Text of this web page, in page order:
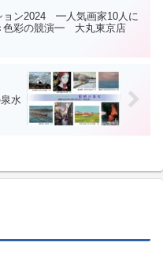
ョン2024 ━人気画家10人に
色彩の競演━ 大丸東京店
水